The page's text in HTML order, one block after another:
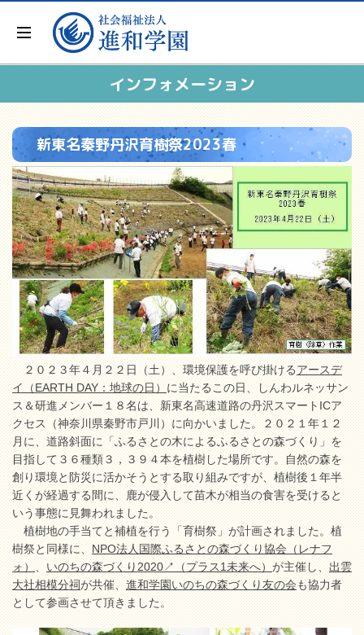
インフォメーション
新東名秦野丹沢育樹祭2023春
２０２３年４月２２日（土）、環境保護を呼び掛けるアースデ
イ（EARTH DAY：地球の日）に当たるこの日、しんわルネッサン
ス＆研進メンバー１８名は、新東名高速道路の丹沢スマートICア
クセス（神奈川県秦野市戸川）に向かいました。２０２１年１２
月に、道路斜面に「ふるさとの木によるふるさとの森づくり」を
目指して３６種類３，３９４本を植樹した場所です。自然の森を
創り環境と防災に活かそうとする取り組みですが、植樹後１年半
近くが経過する間に、鹿が侵入して苗木が相当の食害を受けると
いう事態に見舞われました。
植樹地の手当てと補植を行う「育樹祭」が計画されました。植
樹祭と同様に、NPO法人国際ふるさとの森づくり協会（レナフ
ォ）、いのちの森づくり2020↗（プラス1未来へ）が主催し、出雲
大社相模分祠が共催、進和学園いのちの森づくり友の会も協力者
として参画させて頂きました。